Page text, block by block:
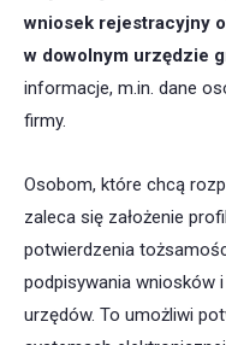
wniosek rejestracyjny
w dowolnym urzędzie
informacje, m.in. dane
firmy.
Osobom, które chcą
zaleca się założenie
potwierdzenia
podpisywania wniosków
urzędów. To umożliwi